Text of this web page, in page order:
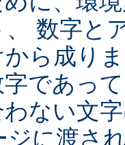
、 数字と
から成り
であっ
ない文
ジに渡さ